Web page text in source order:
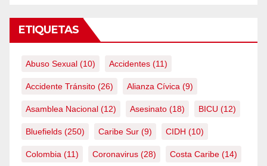
ETIQUETAS
Abuso Sexual (10) Accidentes (11)
Accidente Tránsito (26) Alianza Cívica (9)
Asamblea Nacional (12) Asesinato (18) BICU (12)
Bluefields (250) Caribe Sur (9) CIDH (10)
Colombia (11) Coronavirus (28) Costa Caribe (14)